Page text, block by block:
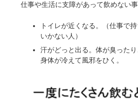
仕事や生活に支障があって飲めない事
トイレが近くなる。（仕事で
いかない人）
汗がどっと出る。体が臭った
身体が冷えて風邪をひく。